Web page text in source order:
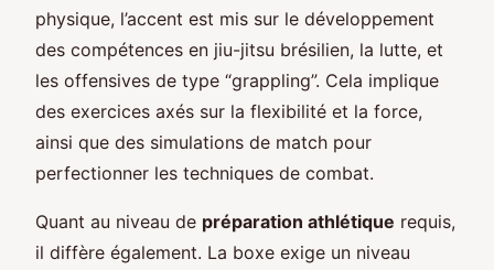
physique, l’accent est mis sur le développement
des compétences en jiu-jitsu brésilien, la lutte, et
les offensives de type “grappling”. Cela implique
des exercices axés sur la flexibilité et la force,
ainsi que des simulations de match pour
perfectionner les techniques de combat.
Quant au niveau de préparation athlétique requis,
il diffère également. La boxe exige un niveau